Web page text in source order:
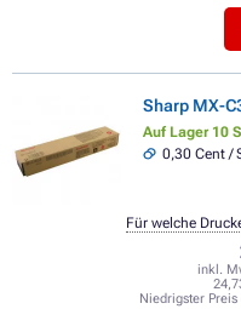
Sharp MX-
Auf Lager 10
0,30 Cent /
inkl.
Niedrigster
Für welche